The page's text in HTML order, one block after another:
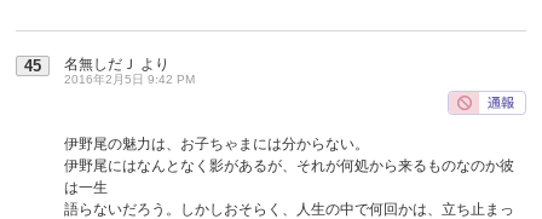
45 名無しだＪ より
2016年2月5日 9:42 PM
伊野尾の魅力は、お子ちゃまには分からない。
伊野尾にはなんとなく影があるが、それが何処から来るものなのか彼
は一生
語らないだろう。しかしおそらく、人生の中で何回かは、立ち止まっ